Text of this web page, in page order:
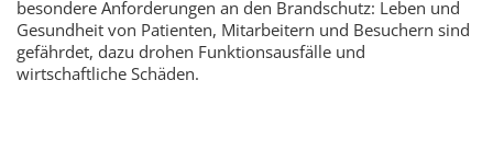
besondere Anforderungen an den Brandschutz: Leben und
Gesundheit von Patienten, Mitarbeitern und Besuchern sind
gefährdet, dazu drohen Funktionsausfälle und
wirtschaftliche Schäden.